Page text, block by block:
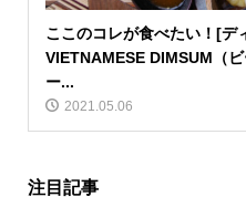
ここのコレが食べたい！[
VIETNAMESE DIMSUM（
ー...
2021.05.06
注目記事